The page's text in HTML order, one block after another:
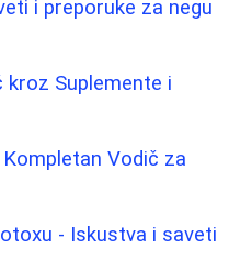
i preporuke za negu
kroz Suplemente i
Vodič za
- Iskustva i saveti